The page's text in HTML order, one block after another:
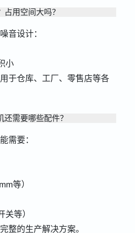
用空间大吗？
音设计：
小
于仓库、工厂、零售店等各
还需要哪些配件？
需要：
等）
关等）
整的生产解决方案。